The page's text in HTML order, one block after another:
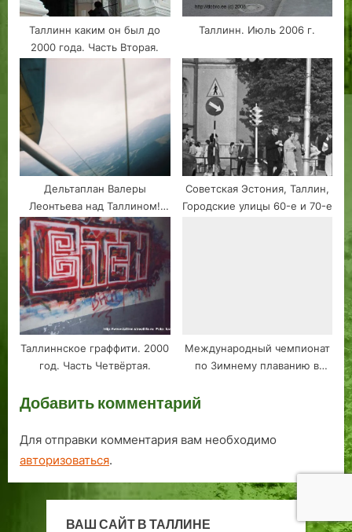
Таллинн каким он был до
2000 года. Часть Вторая.
Таллинн. Июль 2006 г.
Дельтаплан Валеры
Леонтьева над Таллином!
Восьмидесятые.
Советская Эстония, Таллин,
Городские улицы 60-е и 70-е
Таллиннское граффити. 2000
год. Часть Четвёртая.
Международный чемпионат
по Зимнему плаванию в
летию независимости.
Добавить комментарий
Для отправки комментария вам необходимо
авторизоваться.
ВАШ САЙТ В ТАЛЛИНЕ